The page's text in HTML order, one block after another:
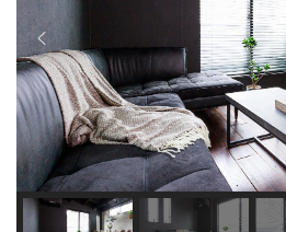
お問合せ
特定商取引法に基づく表記